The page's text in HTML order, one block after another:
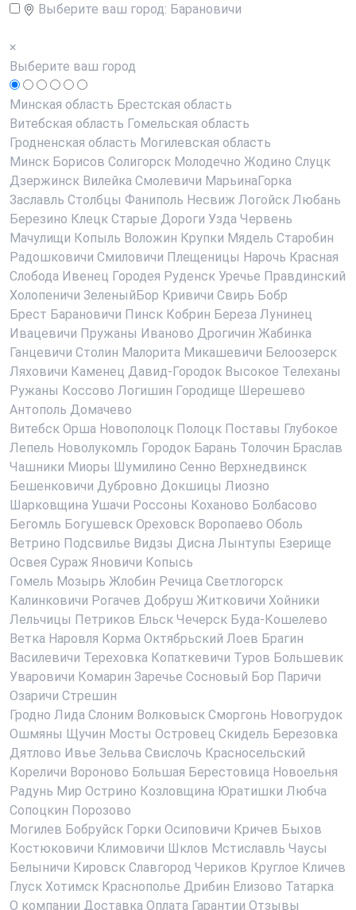
Выберите ваш город: Барановичи
×
Выберите ваш город
Минская область Брестская область
Витебская область Гомельская область
Гродненская область Могилевская область
Минск Борисов Солигорск Молодечно Жодино Слуцк
Дзержинск Вилейка Смолевичи МарьинаГорка
Заславль Столбцы Фаниполь Несвиж Логойск Любань
Березино Клецк Старые Дороги Узда Червень
Мачулищи Копыль Воложин Крупки Мядель Старобин
Радошковичи Смиловичи Плещеницы Нарочь Красная
Слобода Ивенец Городея Руденск Уречье Правдинский
Холопеничи ЗеленыйБор Кривичи Свирь Бобр
Брест Барановичи Пинск Кобрин Береза Лунинец
Ивацевичи Пружаны Иваново Дрогичин Жабинка
Ганцевичи Столин Малорита Микашевичи Белоозерск
Ляховичи Каменец Давид-Городок Высокое Телеханы
Ружаны Коссово Логишин Городище Шерешево
Антополь Домачево
Витебск Орша Новополоцк Полоцк Поставы Глубокое
Лепель Новолукомль Городок Барань Толочин Браслав
Чашники Миоры Шумилино Сенно Верхнедвинск
Бешенковичи Дубровно Докшицы Лиозно
Шарковщина Ушачи Россоны Коханово Болбасово
Бегомль Богушевск Ореховск Воропаево Оболь
Ветрино Подсвилье Видзы Дисна Лынтупы Езерище
Освея Сураж Яновичи Копысь
Гомель Мозырь Жлобин Речица Светлогорск
Калинковичи Рогачев Добруш Житковичи Хойники
Лельчицы Петриков Ельск Чечерск Буда-Кошелево
Ветка Наровля Корма Октябрьский Лоев Брагин
Василевичи Тереховка Копаткевичи Туров Большевик
Уваровичи Комарин Заречье Сосновый Бор Паричи
Озаричи Стрешин
Гродно Лида Слоним Волковыск Сморгонь Новогрудок
Ошмяны Щучин Мосты Островец Скидель Березовка
Дятлово Ивье Зельва Свислочь Красносельский
Кореличи Вороново Большая Берестовица Новоельня
Радунь Мир Острино Козловщина Юратишки Любча
Сопоцкин Порозово
Могилев Бобруйск Горки Осиповичи Кричев Быхов
Костюковичи Климовичи Шклов Мстиславль Чаусы
Белыничи Кировск Славгород Чериков Круглое Кличев
Глуск Хотимск Краснополье Дрибин Елизово Татарка
О компании Доставка Оплата Гарантии Отзывы